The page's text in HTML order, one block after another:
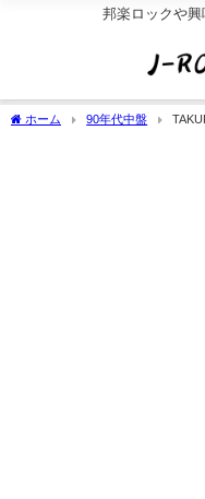
邦楽ロックや興
ホーム 90年代中盤